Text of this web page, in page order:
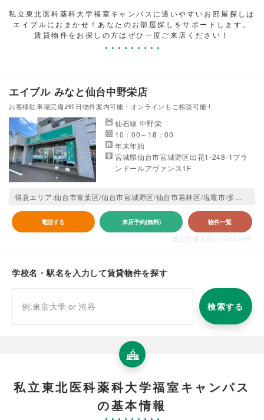
私立東北医科薬科大学福室キャンパスに通いやすいお部屋探しは
エイブルにおまかせ！あなたのお部屋探しをサポートします。
賃貸物件をお探しの方はぜひ一度ご来店ください！
エイブル みなと仙台中野栄店
お客様駐車場完備♪即日物件案内可能！オンラインもご相談可能！
仙石線 中野栄
10：00～18：00
年末年始
宮城県仙台市宮城野区出花1-248-1プラ
ンドールアヴァンス1F
電話する 来店予約(無料) 物件一覧
国土交通大臣(7)第5338号
学校名・駅名を入力して賃貸物件を探す
検索する
私立東北医科薬科大学福室キャンパス
の基本情報